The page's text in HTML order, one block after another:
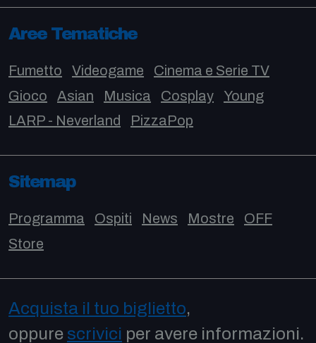
Aree Tematiche
Fumetto Videogame
Cinema e Serie TV
Gioco
Asian Musica Cosplay
Young
LARP - Neverland
PizzaPop
Sitemap
Programma Ospiti News Mostre
OFF
Store
Acquista il tuo biglietto,
oppure scrivici per avere informazioni.